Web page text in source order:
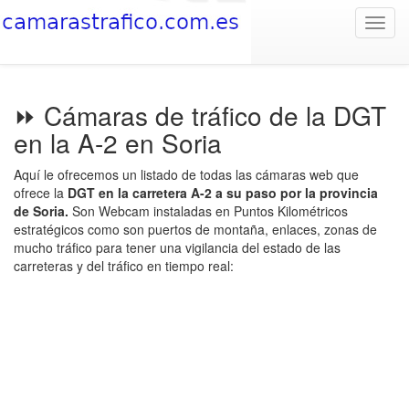
⏩ Cámaras de tráfico de la DGT
en la A-2 en Soria
Aquí le ofrecemos un listado de todas las cámaras web que
ofrece la DGT en la carretera A-2 a su paso por la provincia
de Soria. Son Webcam instaladas en Puntos Kilométricos
estratégicos como son puertos de montaña, enlaces, zonas de
mucho tráfico para tener una vigilancia del estado de las
carreteras y del tráfico en tiempo real: